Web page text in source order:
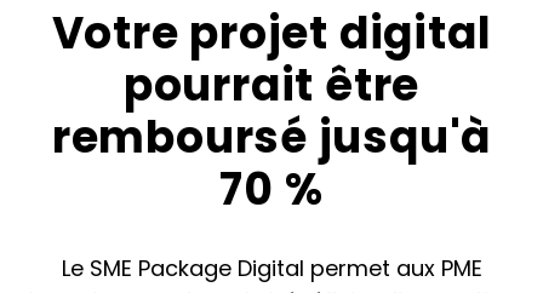
Votre projet digital
pourrait être
remboursé jusqu'à
70 %
Le SME Package Digital permet aux PME